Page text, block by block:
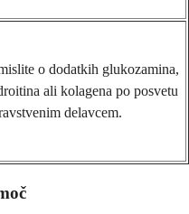
o dodatkih glukozamina,
ali kolagena po posvetu
delavcem.